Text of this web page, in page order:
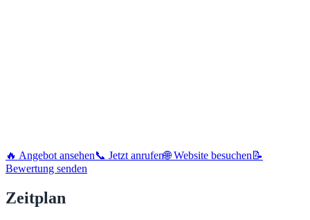
🔥 Angebot ansehen📞 Jetzt anrufen🌐 Website besuchen 📝
Bewertung senden
Zeitplan